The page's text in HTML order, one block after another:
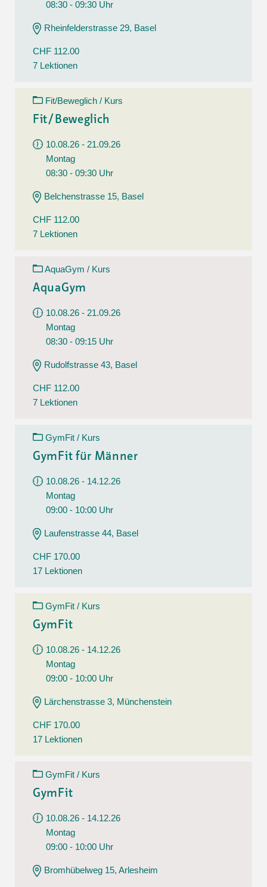
08:30 - 09:30 Uhr
Rheinfelderstrasse 29, Basel
CHF 112.00
7 Lektionen
Fit/Beweglich / Kurs
Fit/Beweglich
10.08.26 - 21.09.26
Montag
08:30 - 09:30 Uhr
Belchenstrasse 15, Basel
CHF 112.00
7 Lektionen
AquaGym / Kurs
AquaGym
10.08.26 - 21.09.26
Montag
08:30 - 09:15 Uhr
Rudolfstrasse 43, Basel
CHF 112.00
7 Lektionen
GymFit / Kurs
GymFit für Männer
10.08.26 - 14.12.26
Montag
09:00 - 10:00 Uhr
Laufenstrasse 44, Basel
CHF 170.00
17 Lektionen
GymFit / Kurs
GymFit
10.08.26 - 14.12.26
Montag
09:00 - 10:00 Uhr
Lärchenstrasse 3, Münchenstein
CHF 170.00
17 Lektionen
GymFit / Kurs
GymFit
10.08.26 - 14.12.26
Montag
09:00 - 10:00 Uhr
Bromhübelweg 15, Arlesheim